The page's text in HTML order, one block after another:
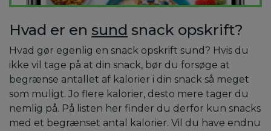
Hvad er en sund snack opskrift?
Hvad gør egenlig en snack opskrift sund? Hvis du
ikke vil tage på at din snack, bør du forsøge at
begrænse antallet af kalorier i din snack så meget
som muligt. Jo flere kalorier, desto mere tager du
nemlig på. På listen her finder du derfor kun snacks
med et begrænset antal kalorier. Vil du have endnu